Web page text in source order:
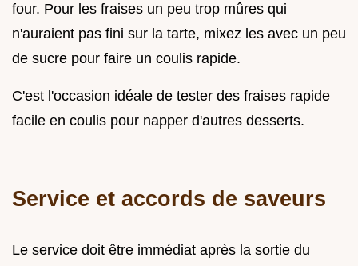
four. Pour les fraises un peu trop mûres qui
n'auraient pas fini sur la tarte, mixez les avec un peu
de sucre pour faire un coulis rapide.
C'est l'occasion idéale de tester des fraises rapide
facile en coulis pour napper d'autres desserts.
Service et accords de saveurs
Le service doit être immédiat après la sortie du